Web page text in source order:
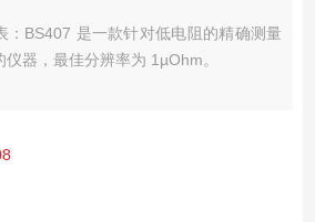
：BS407 是一款针对低电阻的精确测量
器，最佳分辨率为 1µOhm。